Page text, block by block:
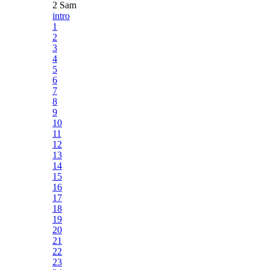
2 Sam
intro
1
2
3
4
5
6
7
8
9
10
11
12
13
14
15
16
17
18
19
20
21
22
23